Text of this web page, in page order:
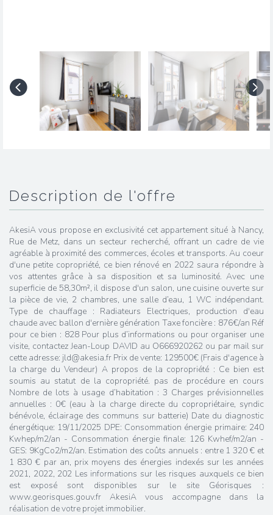
description de l'offre
AkesiA vous propose en exclusivité cet appartement situé à Nancy,
Rue de Metz, dans un secteur recherché, offrant un cadre de vie
agréable à proximité des commerces, écoles et transports. Au coeur
d'une petite copropriété, ce bien rénové en 2022 saura répondre à
vos attentes grâce à sa disposition et sa luminosité. Avec une
superficie de 58,30m², il dispose d'un salon, une cuisine ouverte sur
la pièce de vie, 2 chambres, une salle d’eau, 1 WC indépendant.
Type de chauffage : Radiateurs Electriques, production d'eau
chaude avec ballon d'ernière génération Taxe foncière : 876€/an Réf
pour ce bien : 828 Pour plus d’informations ou pour organiser une
visite, contactez Jean-Loup DAVID au O666920262 ou par mail sur
cette adresse: jld@akesia.fr Prix de vente: 129500€ (Frais d'agence à
la charge du Vendeur) A propos de la copropriété : Ce bien est
soumis au statut de la copropriété. pas de procédure en cours
Nombre de lots à usage d’habitation : 3 Charges prévisionnelles
annuelles : 0€ (eau à la charge directe du copropriétaire, syndic
bénévole, éclairage des communs sur batterie) Date du diagnostic
énergétique: 19/11/2025 DPE: Consommation énergie primaire: 240
Kwhep/m2/an - Consommation énergie finale: 126 Kwhef/m2/an -
GES: 9KgCo2/m2/an. Estimation des coûts annuels : entre 1 320 € et
1 830 € par an, prix moyens des énergies indexés sur les années
2021, 2022, 202 Les informations sur les risques auxquels ce bien
est exposé sont disponibles sur le site Géorisques :
www.georisques.gouv.fr AkesiA vous accompagne dans la
réalisation de votre projet immobilier.